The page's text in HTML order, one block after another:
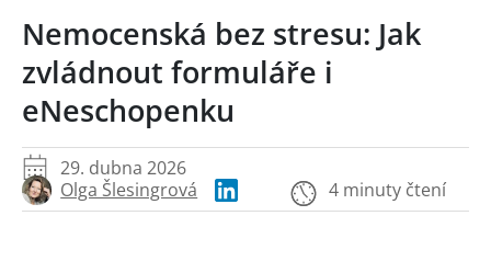
Nemocenská bez stresu: Jak
zvládnout formuláře i
eNeschopenku
29. dubna 2026
Olga Šlesingrová
4 minuty čtení